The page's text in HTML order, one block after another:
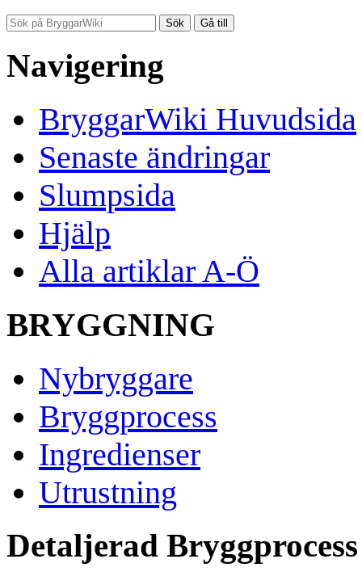
Navigering
BryggarWiki Huvudsida
Senaste ändringar
Slumpsida
Hjälp
Alla artiklar A-Ö
BRYGGNING
Nybryggare
Bryggprocess
Ingredienser
Utrustning
Detaljerad Bryggprocess